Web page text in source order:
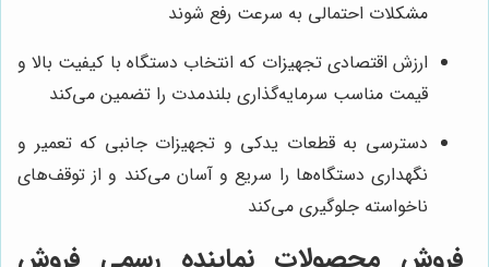
مشکلات احتمالی به سرعت رفع شوند
ارزش اقتصادی تجهیزات که انتخاب دستگاه با کیفیت بالا و
قیمت مناسب سرمایه‌گذاری بلندمدت را تضمین می‌کند
دسترسی به قطعات یدکی و تجهیزات جانبی که تعمیر و
نگهداری دستگاه‌ها را سریع و آسان می‌کند و از توقف‌های
ناخواسته جلوگیری می‌کند